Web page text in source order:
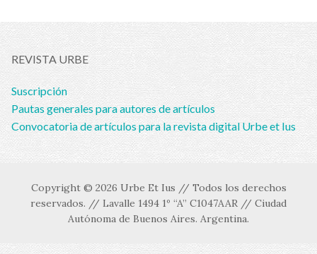
REVISTA URBE
Suscripción
Pautas generales para autores de artículos
Convocatoria de artículos para la revista digital Urbe et Ius
Copyright © 2026 Urbe Et Ius // Todos los derechos
reservados. // Lavalle 1494 1º “A” C1047AAR // Ciudad
Autónoma de Buenos Aires. Argentina.